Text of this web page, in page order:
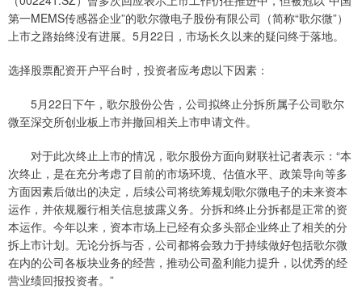
第一MEMS传感器企业”的歌尔微电子股份有限公司（简称“歌尔微”）
上市之路始终没有进展。5月22日，市场长久以来的疑问终于落地。
选择股票配资开户平台时，投资者应考虑以下因素：
5月22日下午，歌尔股份公告，公司拟终止分拆所属子公司歌尔
微至深交所创业板上市并撤回相关上市申请文件。
对于此次终止上市的情况，歌尔股份方面向财联社记者表示：“本
次终止，是在充分考虑了目前的市场环境、估值水平、政策导向等多
方面因素后做出的决定，后续公司将统筹规划歌尔微电子的未来资本
运作，并依规履行相关信息披露义务。分拆和终止分拆都是正常的资
本运作。今年以来，资本市场上已经有众多头部企业终止了相关的分
拆上市计划。无论分拆与否，公司都将会致力于持续做好包括歌尔微
在内的公司各板块业务的经营，推动公司盈利能力提升，以优秀的经
营业绩回报投资者。”